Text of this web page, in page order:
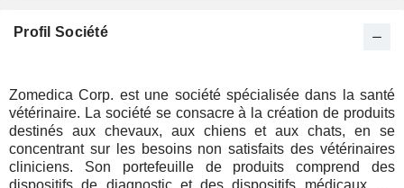
Profil Société
Zomedica Corp. est une société spécialisée dans la santé
vétérinaire. La société se consacre à la création de produits
destinés aux chevaux, aux chiens et aux chats, en se
concentrant sur les besoins non satisfaits des vétérinaires
cliniciens. Son portefeuille de produits comprend des
dispositifs de diagnostic et des dispositifs médicaux qui